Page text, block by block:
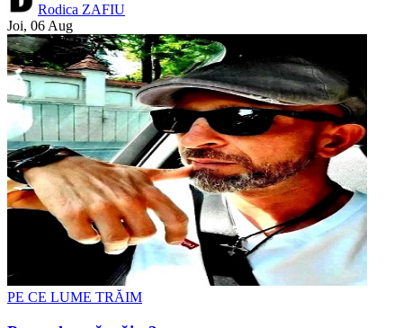
Rodica ZAFIU
Joi, 06 Aug
PE CE LUME TRĂIM